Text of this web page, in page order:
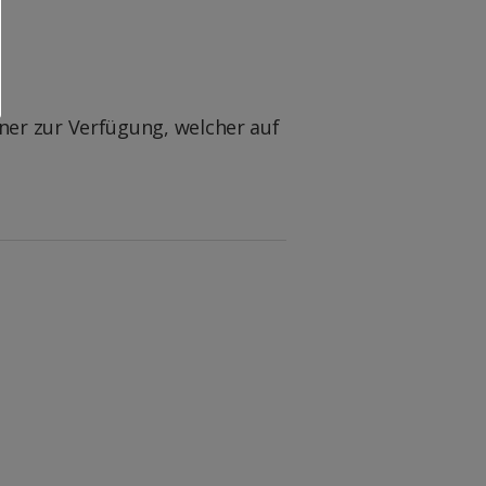
zur Verfügung, welcher auf